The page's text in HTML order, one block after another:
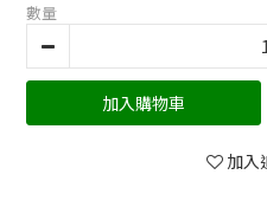
數量
加入購物車
加入